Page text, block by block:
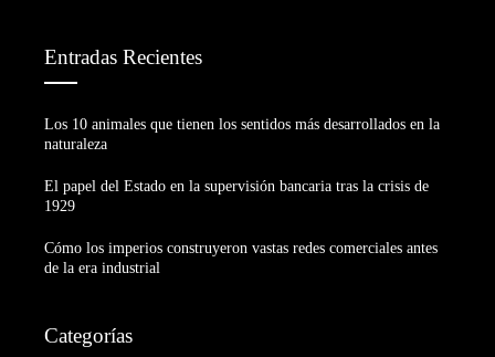
Entradas Recientes
Los 10 animales que tienen los sentidos más desarrollados en la
naturaleza
El papel del Estado en la supervisión bancaria tras la crisis de
1929
Cómo los imperios construyeron vastas redes comerciales antes
de la era industrial
Categorías